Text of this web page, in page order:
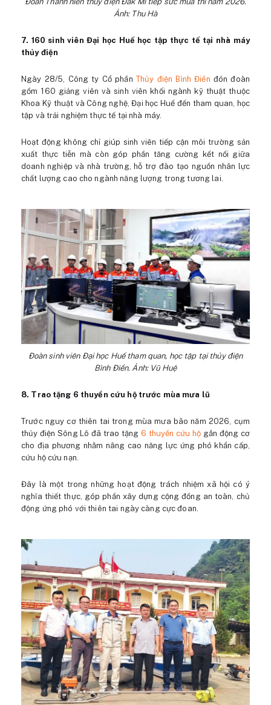
Ảnh: Thu Hà
7. 160 sinh viên Đại học Huế học tập thực tế tại nhà máy
thủy điện
Ngày 28/5, Công ty Cổ phầnThủy điện Bình Điền đón đoàn
gồm 160 giảng viên và sinh viên khối ngành kỹ thuật thuộc
Khoa Kỹ thuật và Công nghệ, Đại học Huế đến tham quan, học
tập và trải nghiệm thực tế tại nhà máy.
Hoạt động không chỉ giúp sinh viên tiếp cận môi trường sản
xuất thực tiễn mà còn góp phần tăng cường kết nối giữa
doanh nghiệp và nhà trường, hỗ trợ đào tạo nguồn nhân lực
chất lượng cao cho ngành năng lượng trong tương lai.
Đoàn sinh viên Đại học Huế tham quan, học tập tại thủy điện
Bình Điền. Ảnh: Vũ Huệ
8. Trao tặng 6 thuyền cứu hộ trước mùa mưa lũ
Trước nguy cơ thiên tai trong mùa mưa bão năm 2026, cụm
thủy điện Sông Lô đã trao tặng 6 thuyền cứu hộ gắn động cơ
cho địa phương nhằm nâng cao năng lực ứng phó khẩn cấp,
cứu hộ cứu nạn.
Đây là một trong những hoạt động trách nhiệm xã hội có ý
nghĩa thiết thực, góp phần xây dựng cộng đồng an toàn, chủ
động ứng phó với thiên tai ngày càng cực đoan.